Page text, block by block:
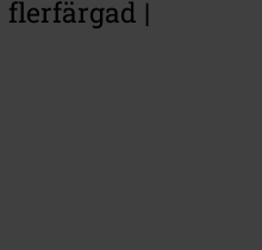
flerfärgad |